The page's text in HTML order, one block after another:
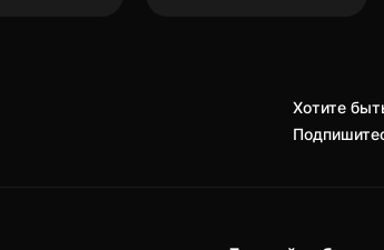
Хотите